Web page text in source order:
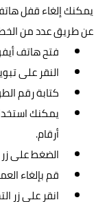
يمكنك إلغاء قفل
عن طريق عدد من
فتح هاتف
النقر على
كتابة رقم
أرقام.
الضغط على
قم بإلغاء
انقر على زر